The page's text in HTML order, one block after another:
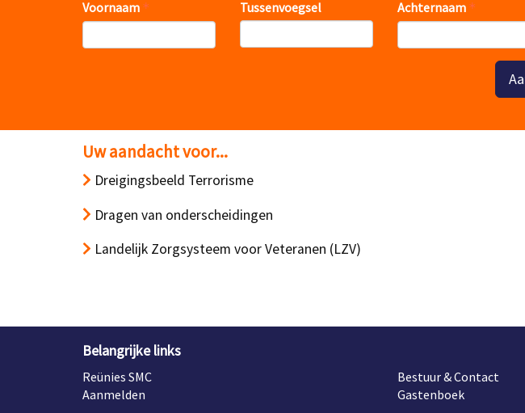
Voornaam Tussenvoegsel Achternaam
Uw aandacht voor...
Dreigingsbeeld Terrorisme
Dragen van onderscheidingen
Landelijk Zorgsysteem voor Veteranen (LZV)
Belangrijke links
Reünies SMC
Bestuur & Contact
Aanmelden
Gastenboek